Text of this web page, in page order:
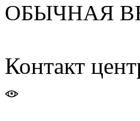
ОБЫЧНАЯ
Контакт